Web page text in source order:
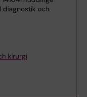
diagnostik och
kirurgi